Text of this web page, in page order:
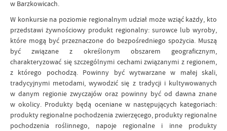
w Barzkowicach.
W konkursie na poziomie regionalnym udział może wziąć każdy, kto
przedstawi żywnościowy produkt regionalny: surowce lub wyroby,
które mogą być przeznaczone do bezpośredniego spożycia. Muszą
być związane z określonym obszarem geograficznym,
charakteryzować się szczególnymi cechami związanymi z regionem,
z którego pochodzą. Powinny być wytwarzane w małej skali,
tradycyjnymi metodami, wywodzić się z tradycji i kultywowanych
w danym regionie zwyczajów oraz powinny być od dawna znane
w okolicy. Produkty będą oceniane w następujących kategoriach:
produkty regionalne pochodzenia zwierzęcego, produkty regionalne
pochodzenia roślinnego, napoje regionalne i inne produkty